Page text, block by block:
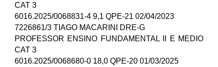
CAT 3
6016.2025/0068831-4 9,1 QPE-21 02/04/2023
7226861/3 TIAGO MACARINI DRE-G
PROFESSOR ENSINO FUNDAMENTAL II E MEDIO
CAT 3
6016.2025/0068680-0 18,0 QPE-20 01/03/2025